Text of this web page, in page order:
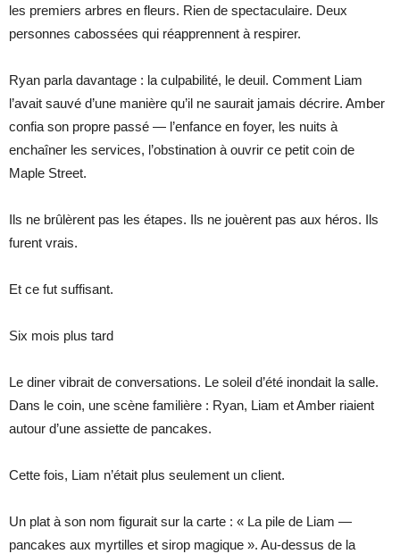
les premiers arbres en fleurs. Rien de spectaculaire. Deux
personnes cabossées qui réapprennent à respirer.
Ryan parla davantage : la culpabilité, le deuil. Comment Liam
l’avait sauvé d’une manière qu’il ne saurait jamais décrire. Amber
confia son propre passé — l’enfance en foyer, les nuits à
enchaîner les services, l’obstination à ouvrir ce petit coin de
Maple Street.
Ils ne brûlèrent pas les étapes. Ils ne jouèrent pas aux héros. Ils
furent vrais.
Et ce fut suffisant.
Six mois plus tard
Le diner vibrait de conversations. Le soleil d’été inondait la salle.
Dans le coin, une scène familière : Ryan, Liam et Amber riaient
autour d’une assiette de pancakes.
Cette fois, Liam n’était plus seulement un client.
Un plat à son nom figurait sur la carte : « La pile de Liam —
pancakes aux myrtilles et sirop magique ». Au-dessus de la